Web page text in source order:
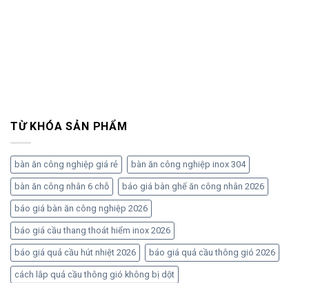
TỪ KHÓA SẢN PHẨM
bàn ăn công nghiệp giá rẻ bàn ăn công nghiệp inox 304
bàn ăn công nhân 6 chỗ báo giá bàn ghế ăn công nhân 2026
báo giá bàn ăn công nghiệp 2026
báo giá cầu thang thoát hiểm inox 2026
báo giá quả cầu hút nhiệt 2026 báo giá quả cầu thông gió 2026
cách lắp quả cầu thông gió không bị dột